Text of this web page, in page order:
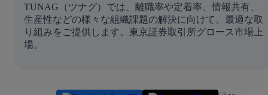
TUNAG（ツナグ）では、離職率や定着率、情報共有、
生産性などの様々な組織課題の解決に向けて、最適な取
り組みをご提供します。東京証券取引所グロース市場上
場。